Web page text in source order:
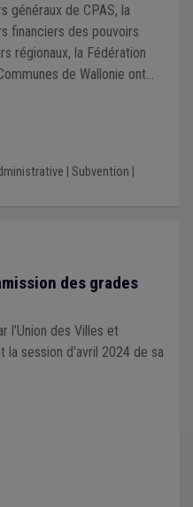
généraux de CPAS, la
financiers des pouvoirs
régionaux, la Fédération
de Wallonie ont
demandée, afin de
conséquente qui
Subvention
des grades
l'Union des Villes et
la session d'avril 2024 de sa